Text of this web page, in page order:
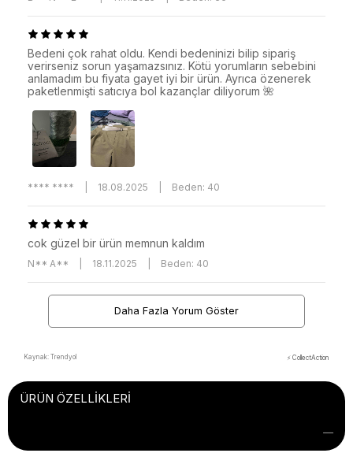
Bedeni çok rahat oldu. Kendi bedeninizi bilip sipariş
verirseniz sorun yaşamazsınız. Kötü yorumların sebebini
anlamadım bu fiyata gayet iyi bir ürün. Ayrıca özenerek
paketlenmişti satıcıya bol kazançlar diliyorum 🌺
**** **** 18.08.2025 Beden: 40
cok güzel bir ürün memnun kaldım
N** A** 18.11.2025 Beden: 40
Daha Fazla Yorum Göster
Kaynak: Trendyol ⚡ CollectAction
ÜRÜN ÖZELLIKLERI